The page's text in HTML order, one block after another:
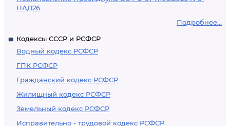
НАД26
Подробнее...
Кодексы СССР и РСФСР
Водный кодекс РСФСР
ГПК РСФСР
Гражданский кодекс РСФСР
Жилищный кодекс РСФСР
Земельный кодекс РСФСР
Исправительно - трудовой кодекс РСФСР